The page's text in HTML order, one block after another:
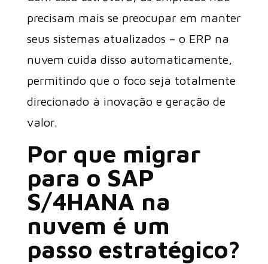
precisam mais se preocupar em manter
seus sistemas atualizados – o ERP na
nuvem cuida disso automaticamente,
permitindo que o foco seja totalmente
direcionado à inovação e geração de
valor.
Por que migrar
para o SAP
S/4HANA na
nuvem é um
passo estratégico?